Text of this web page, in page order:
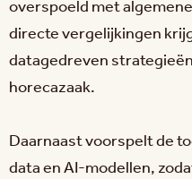
overspoeld met
directe vergelijkingen
datagedreven
horecazaak.
Daarnaast voorspelt de
data en AI-modellen,